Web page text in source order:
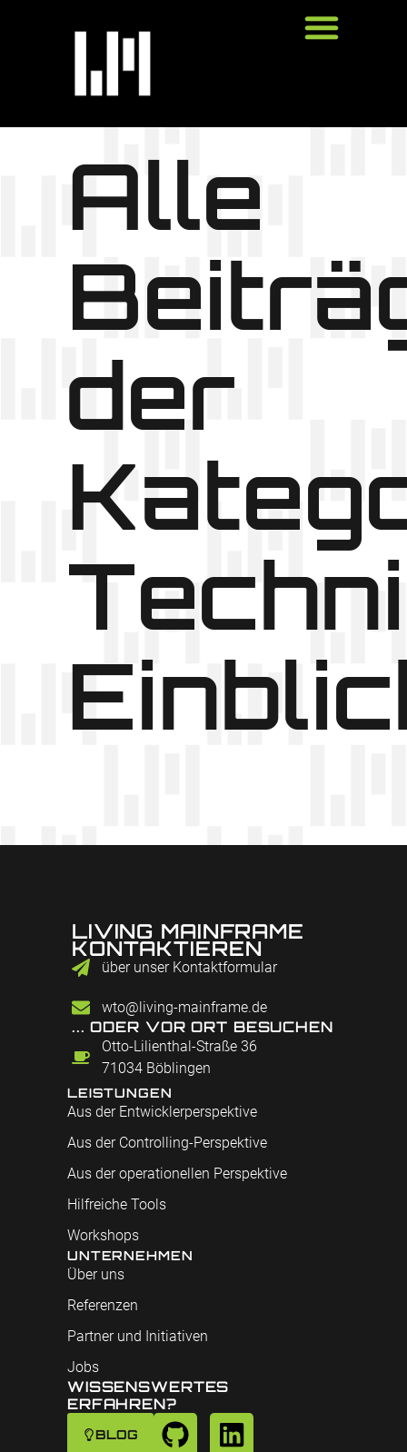
Alle
der
LIVING MAINFRAME
KONTAKTIEREN
über unser Kontaktformular
wto@living-mainframe.de
... ODER VOR ORT BESUCHEN
Otto-Lilienthal-Straße 36
71034 Böblingen
LEISTUNGEN
Aus der Entwicklerperspektive
Aus der Controlling-Perspektive
Aus der operationellen Perspektive
Hilfreiche Tools
Workshops
UNTERNEHMEN
Über uns
Referenzen
Partner und Initiativen
Jobs
WISSENSWERTES
ERFAHREN?
BLOG